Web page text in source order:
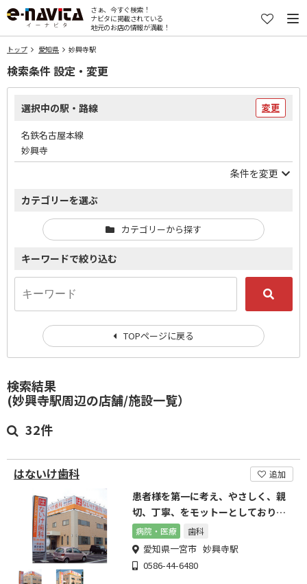
さぁ、今すぐ検索！
ナビタに掲載されている
地元のお店の情報が満載！
トップ 愛知県 妙興寺駅
検索結果
(妙興寺駅周辺の店舗/施設一覧）
32件
はないけ歯科 追加
患者様を第一に考え、やさしく、親
切、丁寧、をモットーとしておりま
す。
病院・医療 歯科
愛知県一宮市 妙興寺駅
0586-44-6480
検索条件 設定・変更
選択中の駅・路線 変更
名鉄名古屋本線
妙興寺
条件を変更
カテゴリーを選ぶ
カテゴリーから探す
キーワードで絞り込む
TOPページに戻る